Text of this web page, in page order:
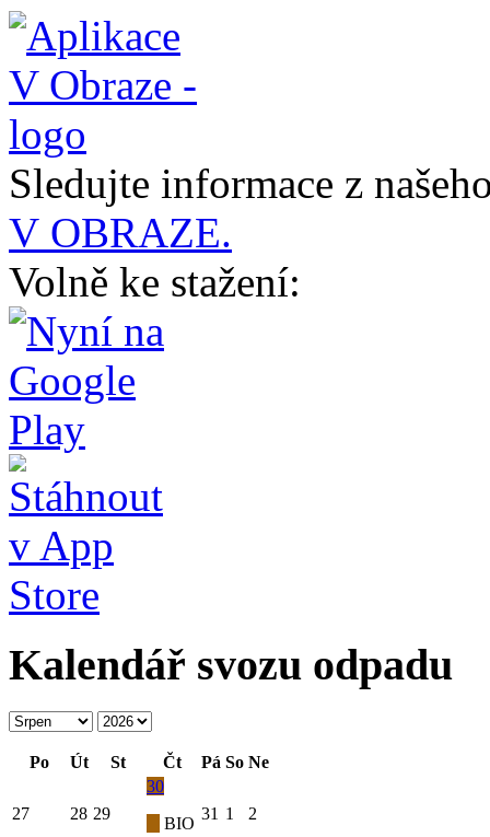
Sledujte informace z
V OBRAZE.
Volně ke stažení:
Kalendář svozu odpadu
Po Út St Čt Pá So Ne
27 28 29
30
BIO
31 1 2